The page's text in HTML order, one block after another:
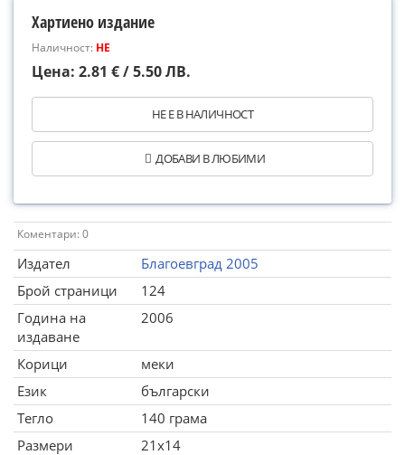
Хартиено издание
Наличност: НЕ
Цена: 2.81 € / 5.50 ЛВ.
НЕ Е В НАЛИЧНОСТ
ДОБАВИ В ЛЮБИМИ
Коментари: 0
Издател
Благоевград 2005
Брой страници
124
Година на
издаване
2006
Корици
меки
Език
български
Тегло
140 грама
Размери
21x14